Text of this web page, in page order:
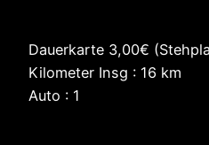
Dauerkarte 3,00€
Kilometer Insg : 16 km
Auto : 1